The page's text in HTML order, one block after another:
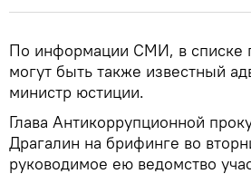
По информации СМИ, в списке
могут быть также известный
министр юстиции.
Глава Антикоррупционной
Драгалин на брифинге во
руководимое ею ведомство